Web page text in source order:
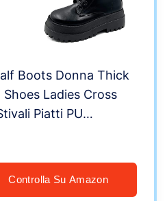
Boots Donna Thick
Ladies Cross
Piatti PU
Controlla Su Amazon